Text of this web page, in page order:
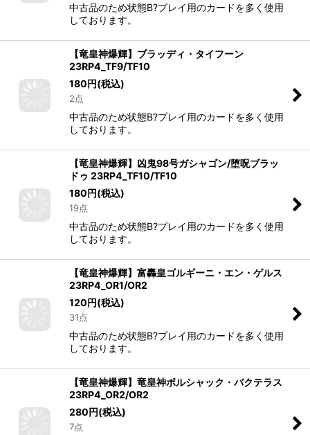
中古品のため状態B?プレイ用のカードを多く使用
しております。
【竜皇神爆輝】ブラッディ・タイフーン
23RP4_TF9/TF10
180円(税込)
2点
中古品のため状態B?プレイ用のカードを多く使用
しております。
【竜皇神爆輝】凶鬼98号ガシャゴン/堕呪ブラッ
ドゥ 23RP4_TF10/TF10
180円(税込)
19点
中古品のため状態B?プレイ用のカードを多く使用
しております。
【竜皇神爆輝】富轟皇ゴルギーニ・エン・ゲルス
23RP4_OR1/OR2
120円(税込)
31点
中古品のため状態B?プレイ用のカードを多く使用
しております。
【竜皇神爆輝】竜皇神ボルシャック・バクテラス
23RP4_OR2/OR2
280円(税込)
7点